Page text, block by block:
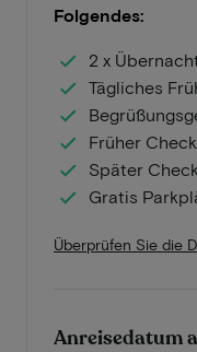
Folgendes:
2 x
Tägliches
Früher
Später
Gratis
Überprüfen Sie die
Anreisedatum